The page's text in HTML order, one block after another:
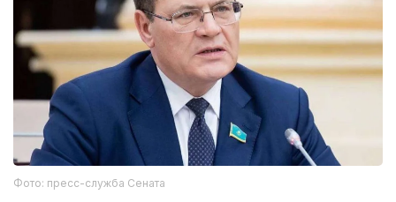
Фото: пресс-служба Сената